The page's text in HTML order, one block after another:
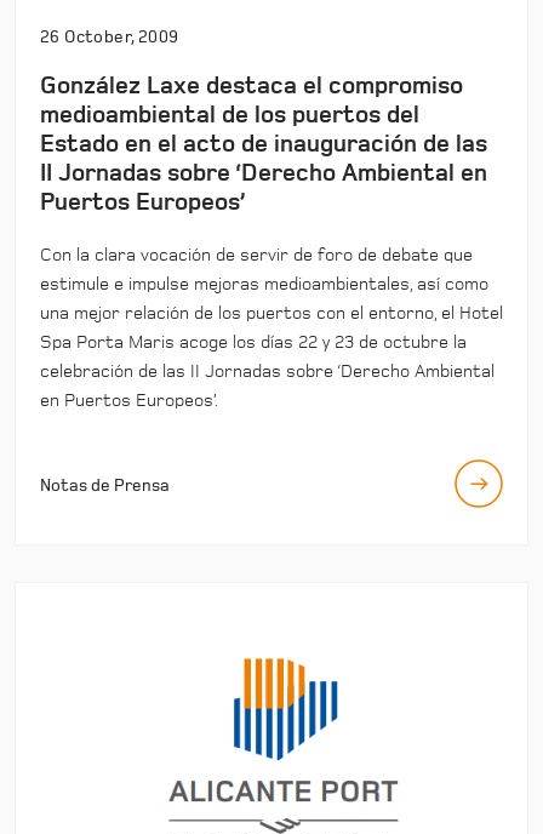
26 October, 2009
González Laxe destaca el compromiso
medioambiental de los puertos del
Estado en el acto de inauguración de las
II Jornadas sobre ‘Derecho Ambiental en
Puertos Europeos’
Con la clara vocación de servir de foro de debate que
estimule e impulse mejoras medioambientales, así como
una mejor relación de los puertos con el entorno, el Hotel
Spa Porta Maris acoge los días 22 y 23 de octubre la
celebración de las II Jornadas sobre ‘Derecho Ambiental
en Puertos Europeos’.
Notas de Prensa